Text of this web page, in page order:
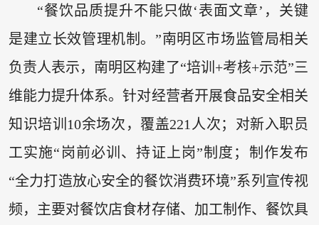
“餐饮品质提升不能只做‘表面文章’，关键
是建立长效管理机制。”南明区市场监管局相关
负责人表示，南明区构建了“培训+考核+示范”三
维能力提升体系。针对经营者开展食品安全相关
知识培训10余场次，覆盖221人次；对新入职员
工实施“岗前必训、持证上岗”制度；制作发布
“全力打造放心安全的餐饮消费环境”系列宣传视
频，主要对餐饮店食材存储、加工制作、餐饮具